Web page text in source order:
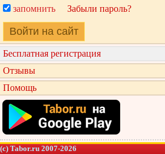
запомнить Забыли пароль?
Войти на сайт
Бесплатная регистрация
Отзывы
Помощь
(c) Tabor.ru 2007-2026